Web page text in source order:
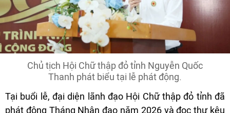
Chủ tịch Hội Chữ thập đỏ tỉnh Nguyễn Quốc
Thanh phát biểu tại lễ phát động.
Tại buổi lễ, đại diện lãnh đạo Hội Chữ thập đỏ tỉnh đã
phát động Tháng Nhân đạo năm 2026 và đọc thư kêu